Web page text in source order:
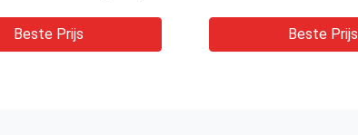
Beste Prijs
F427+F427-AFΦL
Beste Prijs